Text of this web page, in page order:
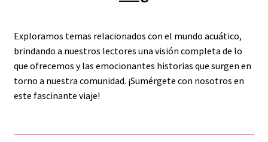
Exploramos temas relacionados con el mundo acuático,
brindando a nuestros lectores una visión completa de lo
que ofrecemos y las emocionantes historias que surgen en
torno a nuestra comunidad. ¡Sumérgete con nosotros en
este fascinante viaje!